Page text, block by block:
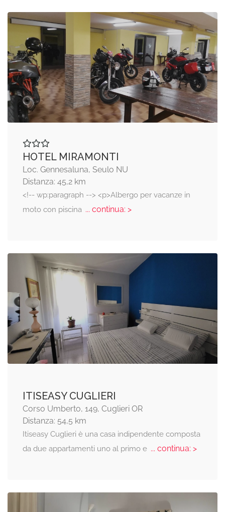
HOTEL MIRAMONTI
Loc. Gennesaluna, Seulo NU
Distanza: 45,2 km
<!-- wp:paragraph --> <p>Albergo per vacanze in
moto con piscina... continua: >
ITISEASY CUGLIERI
Corso Umberto, 149, Cuglieri OR
Distanza: 54,5 km
Itiseasy Cuglieri è una casa indipendente composta
da due appartamenti uno al primo e... continua: >